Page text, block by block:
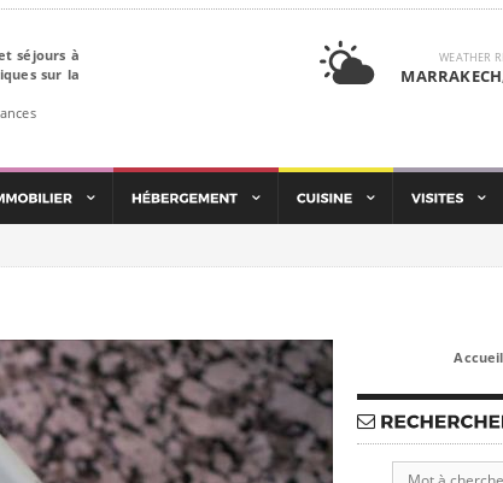
séjours à
sur la
WEATHER
Accueil